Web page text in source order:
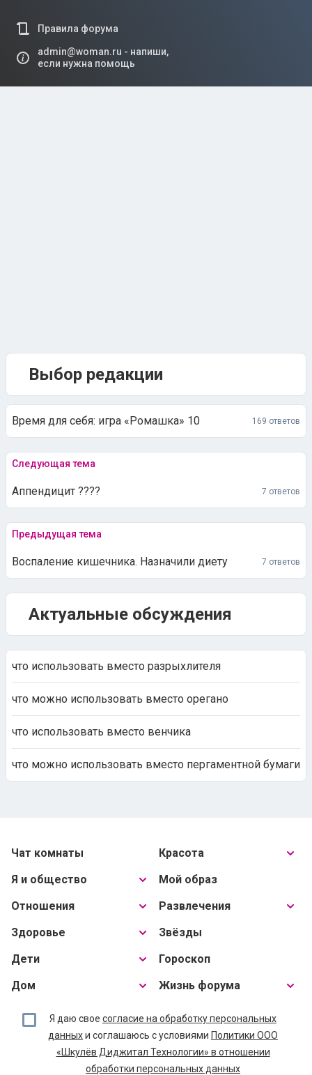
Правила форума
admin@woman.ru - напиши,
если нужна помощь
Выбор редакции
Время для себя: игра «Ромашка» 10 169 ответов
Следующая тема
Аппендицит ???? 7 ответов
Предыдущая тема
Воспаление кишечника. Назначили диету 7 ответов
Актуальные обсуждения
что использовать вместо разрыхлителя
что можно использовать вместо орегано
что использовать вместо венчика
что можно использовать вместо пергаментной бумаги
Чат комнаты
Я и общество
Отношения
Здоровье
Дети
Дом
Красота
Мой образ
Развлечения
Звёзды
Гороскоп
Жизнь форума
Я даю свое согласие на обработку персональных
данныхи соглашаюсь с условиями Политики ООО
«Шкулёв Диджитал Технологии» в отношении
обработки персональных данных